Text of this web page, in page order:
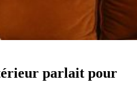
parlait pour